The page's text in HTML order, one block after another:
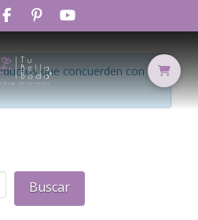
que concuerden con la
Buscar